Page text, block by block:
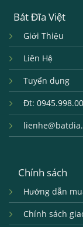
Bát Đĩa Việt
Giới Thiệu
Liên Hệ
Tuyển dụng
Đt:
Chính sách
Hướng dẫn
Chính sách